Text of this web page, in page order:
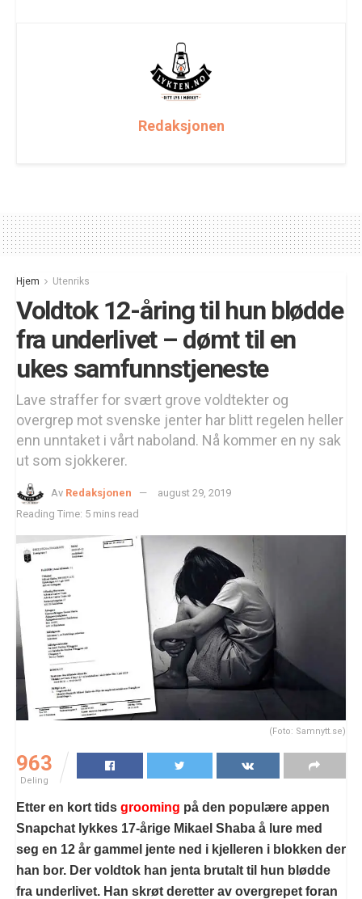
Redaksjonen
Hjem Utenriks
Voldtok 12-åring til hun blødde
fra underlivet – dømt til en
ukes samfunnstjeneste
Lave straffer for svært grove voldtekter og
overgrep mot svenske jenter har blitt regelen heller
enn unntaket i vårt naboland. Nå kommer en ny sak
ut som sjokkerer.
Av Redaksjonen
august 29, 2019
Reading Time: 5 mins read
(Foto: Samnytt.se)
963
Deling
Etter en kort tids grooming på den populære appen
Snapchat lykkes 17-årige Mikael Shaba å lure med
seg en 12 år gammel jente ned i kjelleren i blokken der
han bor. Der voldtok han jenta brutalt til hun blødde
fra underlivet. Han skrøt deretter av overgrepet foran